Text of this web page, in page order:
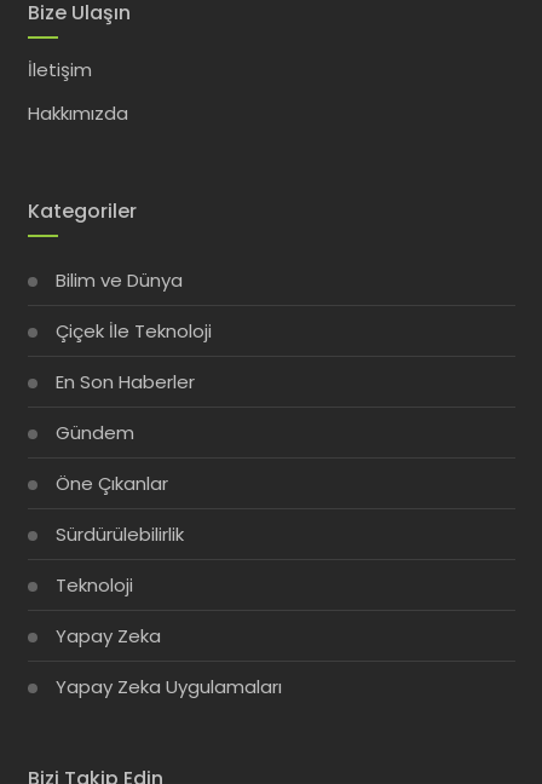
Bize Ulaşın
İletişim
Hakkımızda
Kategoriler
Bilim ve Dünya
Çiçek İle Teknoloji
En Son Haberler
Gündem
Öne Çıkanlar
Sürdürülebilirlik
Teknoloji
Yapay Zeka
Yapay Zeka Uygulamaları